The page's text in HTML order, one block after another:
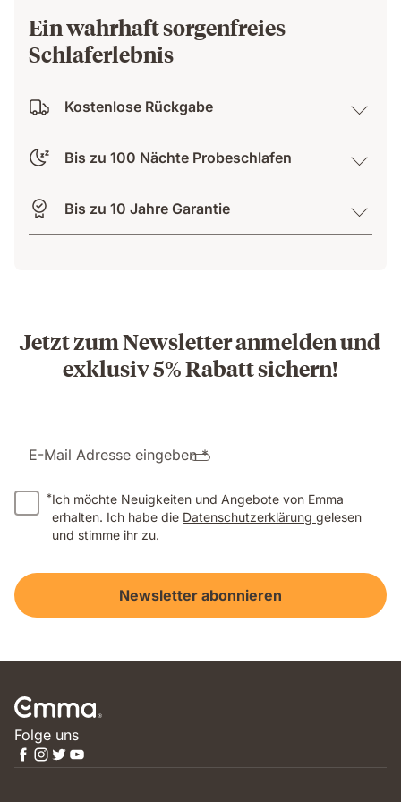
Ein wahrhaft sorgenfreies
Schlaferlebnis
Kostenlose Rückgabe
Bis zu 100 Nächte Probeschlafen
Bis zu 10 Jahre Garantie
Jetzt zum Newsletter anmelden und
exklusiv 5% Rabatt sichern!
E-Mail Adresse eingeben *
*Ich möchte Neuigkeiten und Angebote von Emma
erhalten. Ich habe die Datenschutzerklärung gelesen
und stimme ihr zu.
Newsletter abonnieren
Folge uns